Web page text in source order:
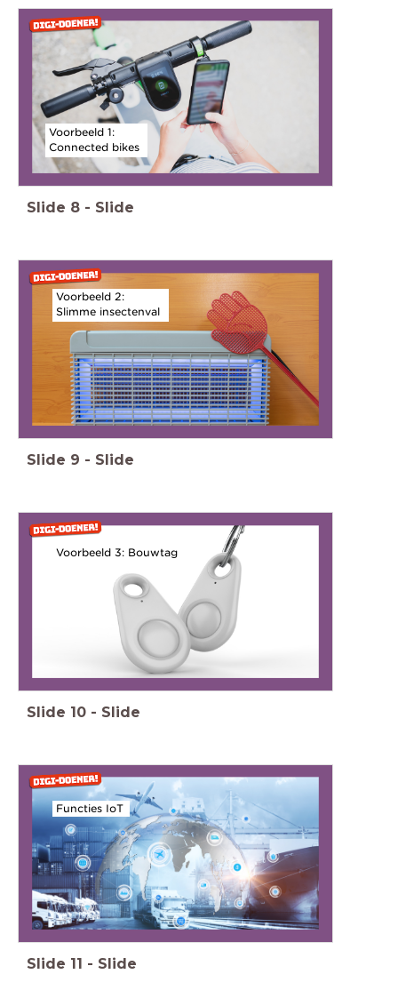
Voorbeeld 1:
Connected bikes
Slide 8 - Slide
Voorbeeld 2:
Slimme insectenval
Slide 9 - Slide
Voorbeeld 3: Bouwtag
Slide 10 - Slide
Functies IoT
Slide 11 - Slide